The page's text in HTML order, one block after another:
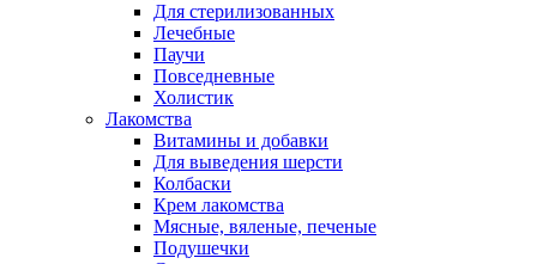
Для стерилизованных
Лечебные
Паучи
Повседневные
Холистик
Лакомства
Витамины и добавки
Для выведения шерсти
Колбаски
Крем лакомства
Мясные, вяленые, печеные
Подушечки